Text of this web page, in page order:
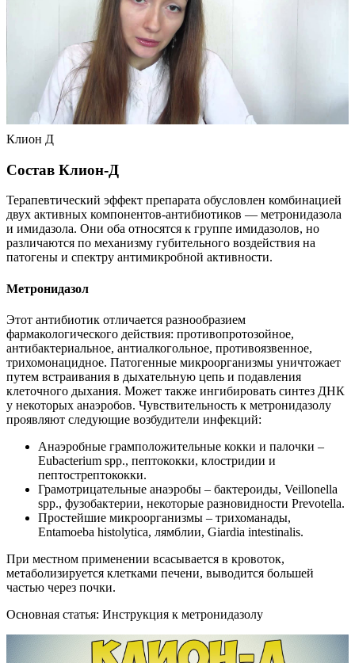
Клион Д
Состав Клион-Д
Терапевтический эффект препарата обусловлен комбинацией
двух активных компонентов-антибиотиков — метронидазола
и имидазола. Они оба относятся к группе имидазолов, но
различаются по механизму губительного воздействия на
патогены и спектру антимикробной активности.
Метронидазол
Этот антибиотик отличается разнообразием
фармакологического действия: противопротозойное,
антибактериальное, антиалкогольное, противоязвенное,
трихомонацидное. Патогенные микроорганизмы уничтожает
путем встраивания в дыхательную цепь и подавления
клеточного дыхания. Может также ингибировать синтез ДНК
у некоторых анаэробов. Чувствительность к метронидазолу
проявляют следующие возбудители инфекций:
Анаэробные грамположительные кокки и палочки –
Eubacterium spp., пептококки, клостридии и
пептострептококки.
Грамотрицательные анаэробы – бактероиды, Veillonella
spp., фузобактерии, некоторые разновидности Prevotella.
Простейшие микроорганизмы – трихоманады,
Entamoeba histolytica, лямблии, Giardia intestinalis.
При местном применении всасывается в кровоток,
метаболизируется клетками печени, выводится большей
частью через почки.
Основная статья: Инструкция к метронидазолу